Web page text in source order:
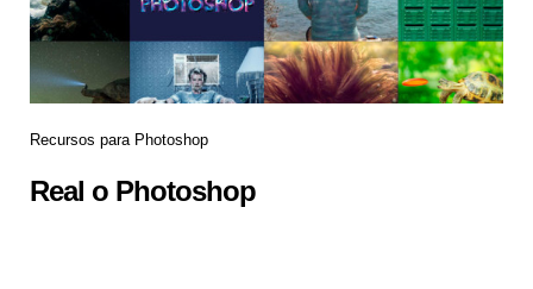
Recursos para Photoshop
Real o Photoshop